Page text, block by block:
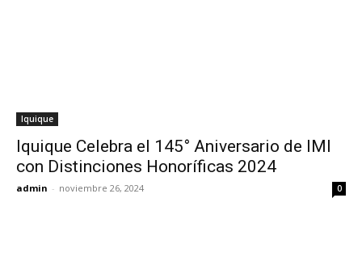
Iquique
Iquique Celebra el 145° Aniversario de IMI
con Distinciones Honoríficas 2024
admin - noviembre 26, 2024 0